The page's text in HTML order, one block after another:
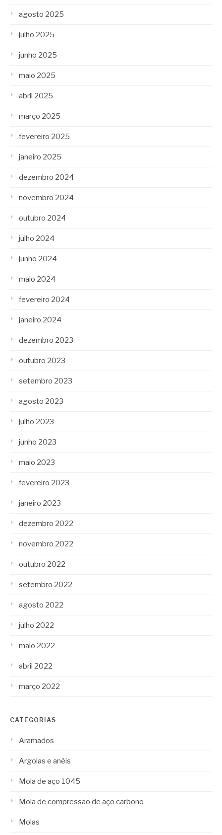
agosto 2025
julho 2025
junho 2025
maio 2025
abril 2025
março 2025
fevereiro 2025
janeiro 2025
dezembro 2024
novembro 2024
outubro 2024
julho 2024
junho 2024
maio 2024
fevereiro 2024
janeiro 2024
dezembro 2023
outubro 2023
setembro 2023
agosto 2023
julho 2023
junho 2023
maio 2023
fevereiro 2023
janeiro 2023
dezembro 2022
novembro 2022
outubro 2022
setembro 2022
agosto 2022
julho 2022
maio 2022
abril 2022
março 2022
CATEGORIAS
Aramados
Argolas e anéis
Mola de aço 1045
Mola de compressão de aço carbono
Molas